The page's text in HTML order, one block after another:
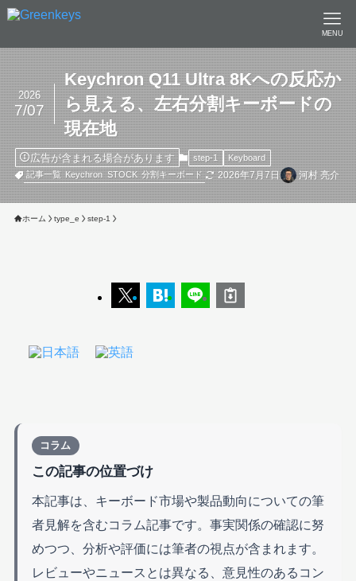
MENU
Keychron Q11 Ultra 8Kへの反応か
ら見える、左右分割キーボードの
現在地
2026
7/07
広告が含まれる場合があります step-1
Keyboard
記事一覧
Keychron STOCK 分割キーボード 2026年7月7日 河村 亮介
ホーム type_e step-1
コラム
この記事の位置づけ
本記事は、キーボード市場や製品動向についての筆
者見解を含むコラム記事です。事実関係の確認に努
めつつ、分析や評価には筆者の視点が含まれます。
レビューやニュースとは異なる、意見性のあるコン